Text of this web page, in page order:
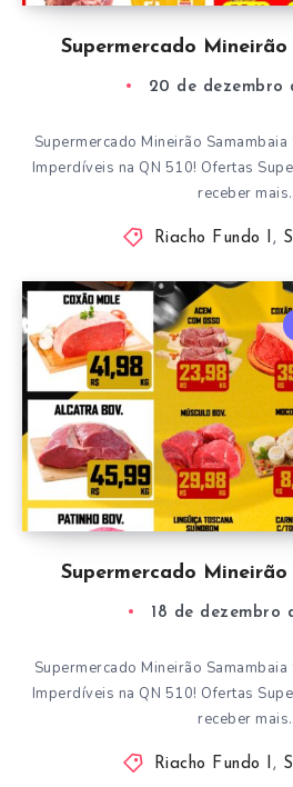
Supermercado
20 de dezembro
Supermercado Mineirão
Imperdíveis na QN 510! Ofertas
receber
Riacho Fundo I ,
Supermercado
18 de dezembro
Supermercado Mineirão
Imperdíveis na QN 510! Ofertas
receber
Riacho Fundo I ,